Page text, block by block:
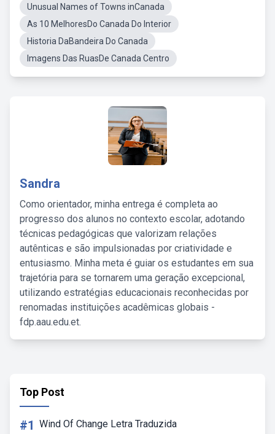
Unusual Names of Towns inCanada
As 10 MelhoresDo Canada Do Interior
Historia DaBandeira Do Canada
Imagens Das RuasDe Canada Centro
Sandra
Como orientador, minha entrega é completa ao
progresso dos alunos no contexto escolar, adotando
técnicas pedagógicas que valorizam relações
autênticas e são impulsionadas por criatividade e
entusiasmo. Minha meta é guiar os estudantes em sua
trajetória para se tornarem uma geração excepcional,
utilizando estratégias educacionais reconhecidas por
renomadas instituições acadêmicas globais -
fdp.aau.edu.et.
Top Post
#1 Wind Of Change Letra Traduzida